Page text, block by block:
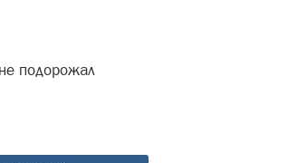
подорожал